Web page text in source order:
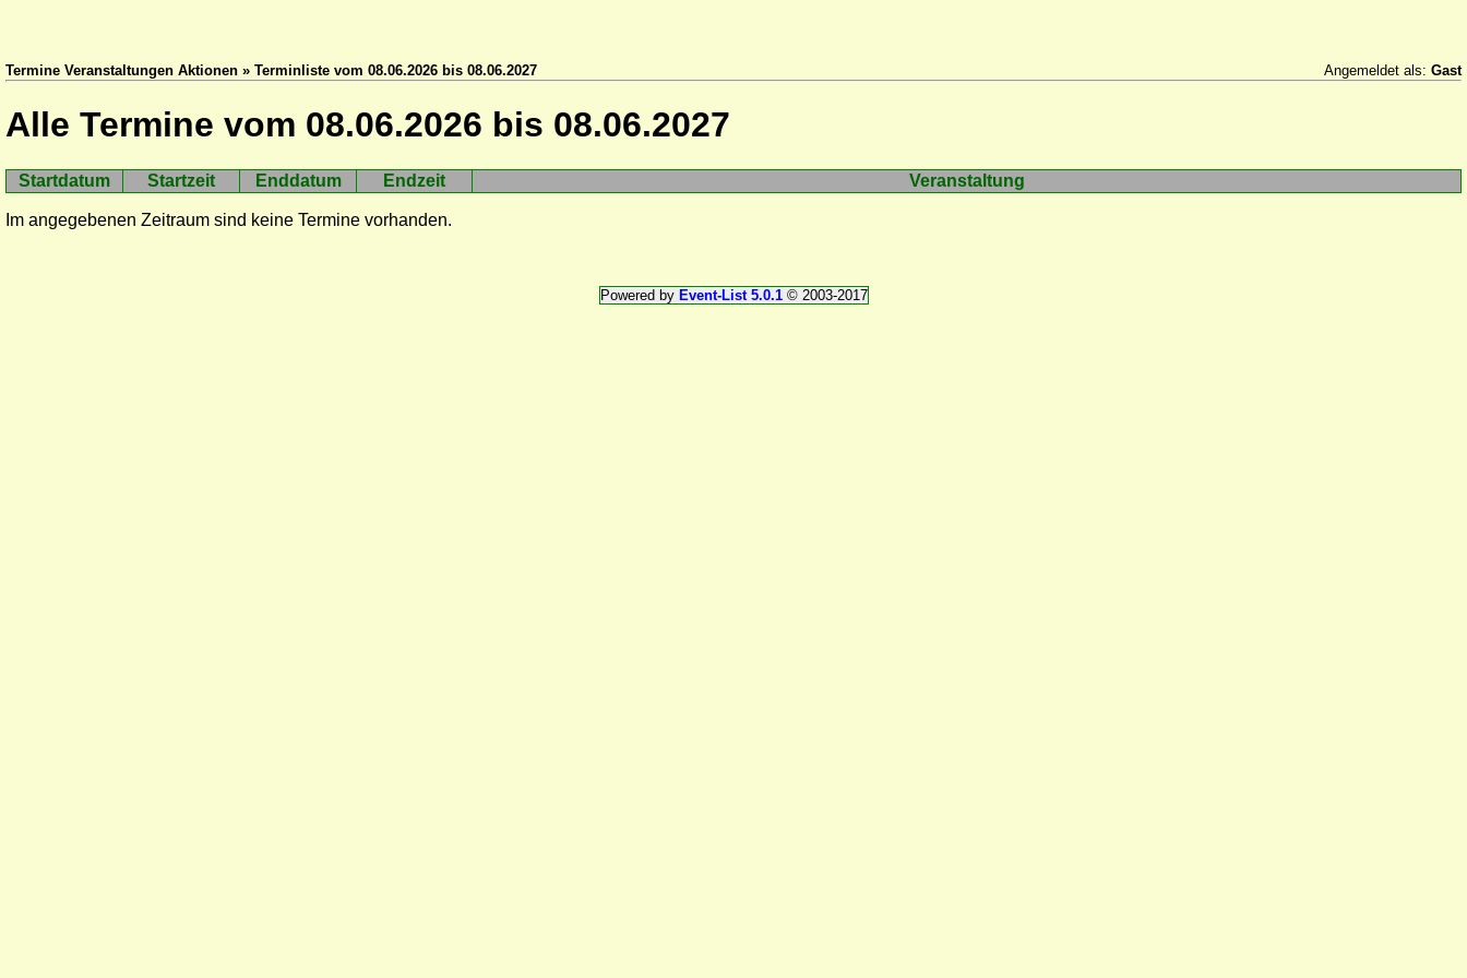
Termine Veranstaltungen Aktionen » Terminliste vom 08.06.2026 bis 08.06.2027 Angemeldet als: Gast
Alle Termine vom 08.06.2026 bis 08.06.2027
Startdatum Startzeit Enddatum Endzeit Veranstaltung
Im angegebenen Zeitraum sind keine Termine vorhanden.
Powered by Event-List 5.0.1© 2003-2017